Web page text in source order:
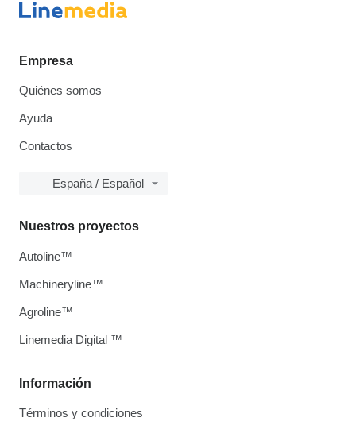
Empresa
Quiénes somos
Ayuda
Contactos
España / Español
Información
Términos y condiciones
Nuestros proyectos
Autoline™
Machineryline™
Agroline™
Linemedia Digital ™